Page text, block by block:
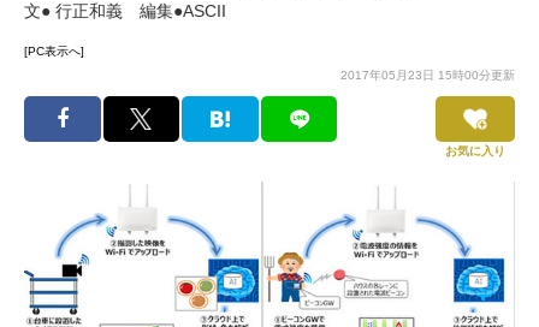
文● 行正和義 編集●ASCII
[PC表示へ]
2017年05月23日 15時00分更新
お気に入り